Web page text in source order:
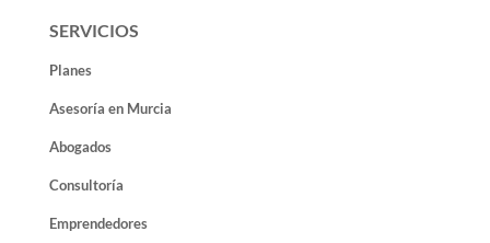
SERVICIOS
Planes
Asesoría en Murcia
Abogados
Consultoría
Emprendedores